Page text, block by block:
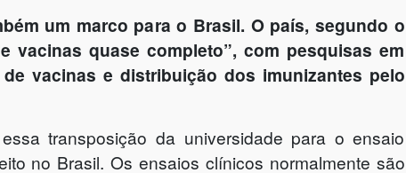
um marco para o Brasil. O país, segundo o
vacinas quase completo”, com pesquisas em
vacinas e distribuição dos imunizantes pelo
transposição da universidade para o ensaio
no Brasil. Os ensaios clínicos normalmente são